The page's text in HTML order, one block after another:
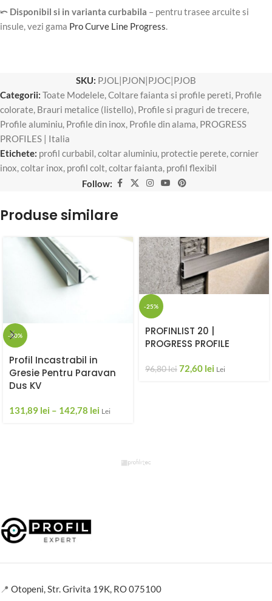
⤺ Disponibil si in varianta curbabila – pentru trasee arcuite si
insule, vezi gama Pro Curve Line Progress.
SKU: PJOL|PJON|PJOC|PJOB
Categorii: Toate Modelele,Coltare faianta si profile pereti, Profile
colorate, Brauri metalice (listello), Profile si praguri de trecere,
Profile aluminiu, Profile din inox, Profile din alama, PROGRESS
PROFILES | Italia
Etichete: profil curbabil,coltar aluminiu, protectie perete,cornier
inox,coltar inox, profil colt,coltar faianta, profil flexibil
Follow:
Produse similare
-30%
Profil Incastrabil in
Gresie Pentru Paravan
Dus KV
131,89 lei – 142,78 lei Lei
-25%
PROFINLIST 20 |
PROGRESS PROFILE
96,80lei72,60 lei Lei
📍 Otopeni, Str. Grivita 19K, RO 075100